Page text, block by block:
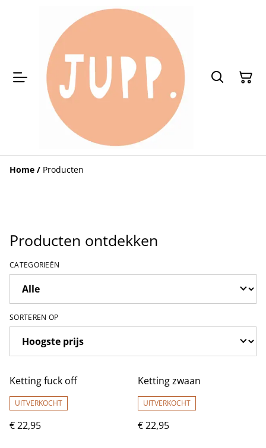
Home / Producten
Producten ontdekken
CATEGORIEËN
SORTEREN OP
Ketting fuck off
UITVERKOCHT
€ 22,95
Ketting zwaan
UITVERKOCHT
€ 22,95